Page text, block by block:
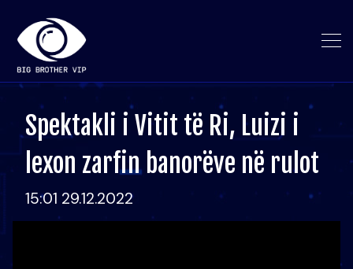
Spektakli i Vitit të Ri, Luizi i
lexon zarfin banorëve në rulot
15:01 29.12.2022